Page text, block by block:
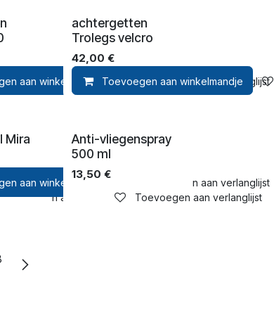
Toevoegen aan verlanglijst
aan winkelmandje Toevoegen aan verlanglijst
achtergetten
Trolegs velcro
42,00 €
Toevoegen aan winkelmandje
Toevoegen aan verlanglijst
Mira
aan winkelmandje Toevoegen aan verlanglijst
Anti-vliegenspray
500 ml
13,50 €
Toevoegen aan verlanglijst